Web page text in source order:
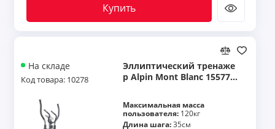
Купить
На складе
Код товара: 10278
Эллиптический тренаже
р Alpin Mont Blanc 155776
Максимальная масса
пользователя: 120кг
Длина шага:35см